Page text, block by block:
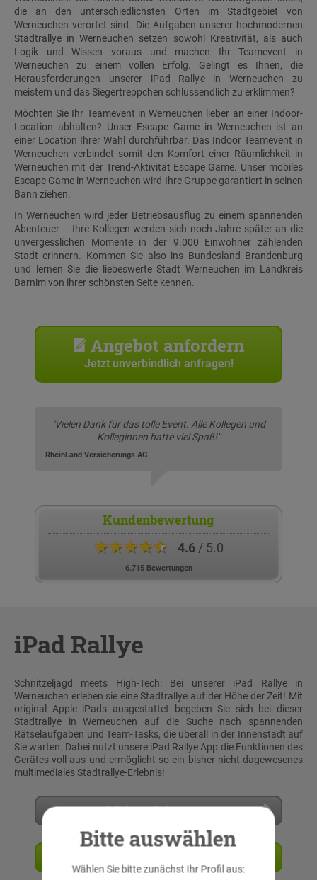
die an den unterschiedlichsten Orten im Stadtgebiet von
Werneuchen verortet sind. Die Aufgaben unserer hochmodernen
Stadtrallye in Werneuchen setzen sowohl Kreativität, als auch
Logik und Wissen voraus und machen Ihr Teamevent in
Werneuchen zu einem vollen Erfolg. Gelingt es Ihnen, die
Herausforderungen unserer iPad Rallye in Werneuchen zu
meistern und das Siegertreppchen schlussendlich zu erklimmen?
Möchten Sie Ihr Teamevent in Werneuchen lieber an einer Indoor-
Location abhalten? Unser Escape Game in Werneuchen ist an
einer Location Ihrer Wahl durchführbar. Das Indoor Teamevent in
Werneuchen verbindet somit den Komfort einer Räumlichkeit in
Werneuchen mit der Trend-Aktivität Escape Game. Unser mobiles
Escape Game in Werneuchen wird Ihre Gruppe garantiert in seinen
Bann ziehen.
In Werneuchen wird jeder Betriebsausflug zu einem spannenden
Abenteuer – Ihre Kollegen werden sich noch Jahre später an die
unvergesslichen Momente in der 9.000 Einwohner zählenden
Stadt erinnern. Kommen Sie also ins Bundesland Brandenburg
und lernen Sie die liebeswerte Stadt Werneuchen im Landkreis
Barnim von ihrer schönsten Seite kennen.
Angebot anfordern
Jetzt unverbindlich anfragen!
"Vielen Dank für das tolle Event. Alle Kollegen und
Kolleginnen hatte viel Spaß!"
RheinLand Versicherungs AG
Kundenbewertung
★★★★★ 4.6/ 5.0
6.715 Bewertungen
iPad Rallye
Schnitzeljagd meets High-Tech: Bei unserer iPad Rallye in
Werneuchen erleben sie eine Stadtrallye auf der Höhe der Zeit! Mit
original Apple iPads ausgestattet begeben Sie sich bei dieser
Stadtrallye in Werneuchen auf die Suche nach spannenden
Rätselaufgaben und Team-Tasks, die überall in der Innenstadt auf
Sie warten. Dabei nutzt unsere iPad Rallye App die Funktionen des
Gerätes voll aus und ermöglicht so ein bisher nicht dagewesenes
multimediales Stadtrallye-Erlebnis!
Mehr erfahren
Bitte auswählen
Wählen Sie bitte zunächst Ihr Profil aus: